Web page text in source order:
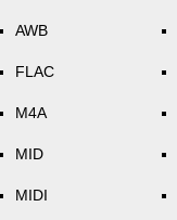
AWB
FLAC
M4A
MID
MIDI